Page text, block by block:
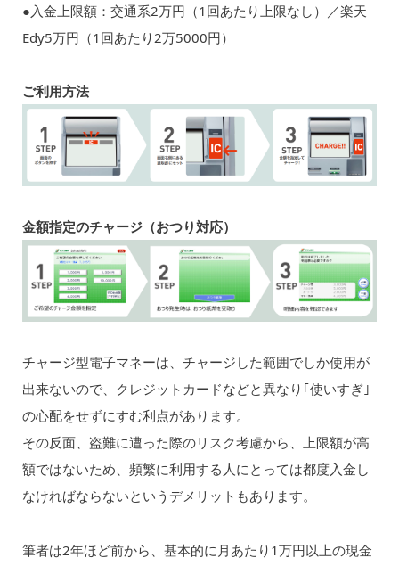
●入金上限額：交通系2万円（1回あたり上限なし）／楽天
Edy5万円（1回あたり2万5000円）
ご利用方法
金額指定のチャージ（おつり対応）
チャージ型電子マネーは、チャージした範囲でしか使用が
出来ないので、クレジットカードなどと異なり｢使いすぎ｣
の心配をせずにすむ利点があります。
その反面、盗難に遭った際のリスク考慮から、上限額が高
額ではないため、頻繁に利用する人にとっては都度入金し
なければならないというデメリットもあります。
筆者は2年ほど前から、基本的に月あたり1万円以上の現金